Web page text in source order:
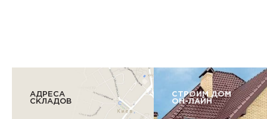
АДРЕСА
СКЛАДОВ
СТРОИМ ДОМ
ОН-ЛАЙН